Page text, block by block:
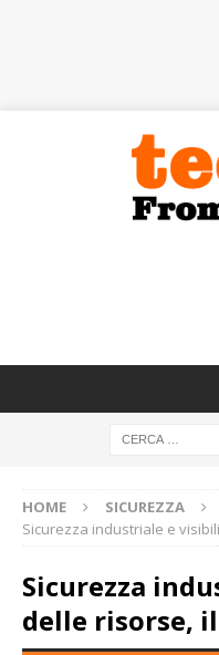
HOME SICUREZZA
Sicurezza industriale e
Sicurezza
delle risorse,